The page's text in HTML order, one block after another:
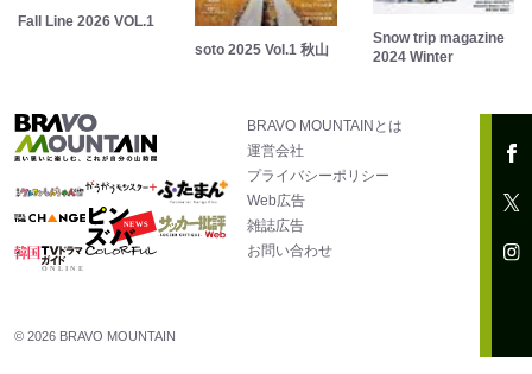
Fall Line 2026 VOL.1
soto 2025 Vol.1 秋山
Snow trip magazine
2024 Winter
BRAVO MOUNTAINとは
運営会社
プライバシーポリシー
Web広告
雑誌広告
お問い合わせ
© 2026 BRAVO MOUNTAIN